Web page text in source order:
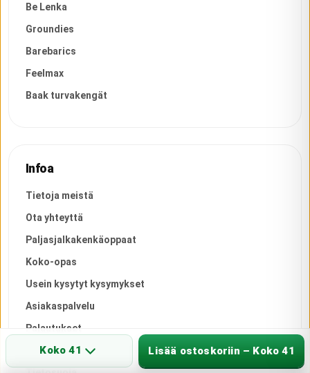
Koko 41 Lisää ostoskoriin – Koko 41
Be Lenka
Groundies
Barebarics
Feelmax
Baak turvakengät
Infoa
Tietoja meistä
Ota yhteyttä
Paljasjalkakenkäoppaat
Koko-opas
Usein kysytyt kysymykset
Asiakaspalvelu
Palautukset
Toimitusehdot